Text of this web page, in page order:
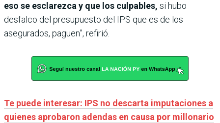
eso se esclarezca y que los culpables, si hubo
desfalco del presupuesto del IPS que es de los
asegurados, paguen”, refirió.
Te puede interesar: IPS no descarta imputaciones a
quienes aprobaron adendas en causa por millonario